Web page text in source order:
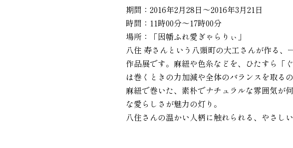
期間：2016年2月28日～2016年3月21日
時間：11時00分～17時00分
場所：「因幡ふれ愛ぎゃらりぃ」
八住 寿さんという八頭町の大工さんが作る
作品展です。麻紐や色糸などを、ひたすら「
は巻くときの力加減や全体のバランスを取る
麻紐で巻いた、素朴でナチュラルな雰囲気が
な愛らしさが魅力の灯り。
八住さんの温かい人柄に触れられる、やさし